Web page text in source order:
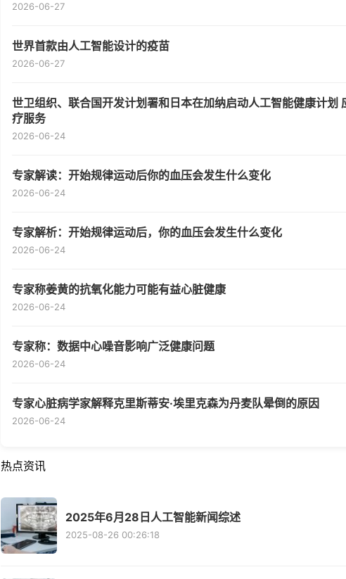
2026-06-27
世界首款由人工智能设计的疫苗
2026-06-27
世卫组织、联合国开发计划署和日本在加纳启动人工智能健康计划
疗服务
2026-06-24
专家解读：开始规律运动后你的血压会发生什么变化
2026-06-24
专家解析：开始规律运动后，你的血压会发生什么变化
2026-06-24
专家称姜黄的抗氧化能力可能有益心脏健康
2026-06-24
专家称：数据中心噪音影响广泛健康问题
2026-06-24
专家心脏病学家解释克里斯蒂安·埃里克森为丹麦队晕倒的原因
2026-06-24
热点资讯
2025年6月28日人工智能新闻综述
2025-08-26 00:26:18